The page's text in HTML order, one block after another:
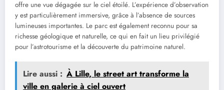
offre une vue dégagée sur le ciel étoilé. L’expérience d’observation
y est particulièrement immersive, grâce à l’absence de sources
lumineuses importantes. Le parc est également reconnu pour sa
richesse géologique et naturelle, ce qui en fait un lieu privilégié
pour l’astrotourisme et la découverte du patrimoine naturel.
Lire aussi : À Lille, le street art transforme la
ville en galerie à ciel ouvert